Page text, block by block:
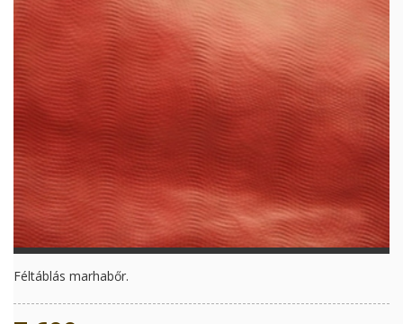
Féltáblás marhabőr.